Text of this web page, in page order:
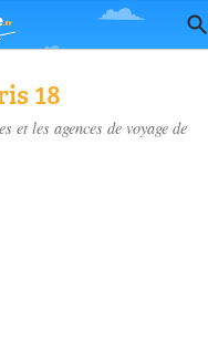
18
et les agences de voyage de